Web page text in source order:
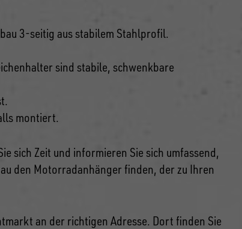
3-seitig aus stabilem Stahlprofil.
sind stabile, schwenkbare
montiert.
sich Zeit und informieren Sie sich umfassend,
den Motorradanhänger finden, der zu Ihren
an der richtigen Adresse. Dort finden Sie